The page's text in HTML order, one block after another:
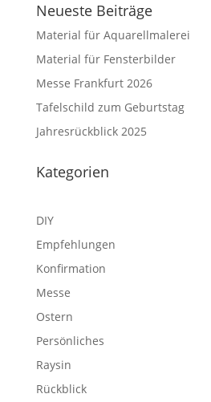
Neueste Beiträge
Material für Aquarellmalerei
Material für Fensterbilder
Messe Frankfurt 2026
Tafelschild zum Geburtstag
Jahresrückblick 2025
Kategorien
DIY
Empfehlungen
Konfirmation
Messe
Ostern
Persönliches
Raysin
Rückblick